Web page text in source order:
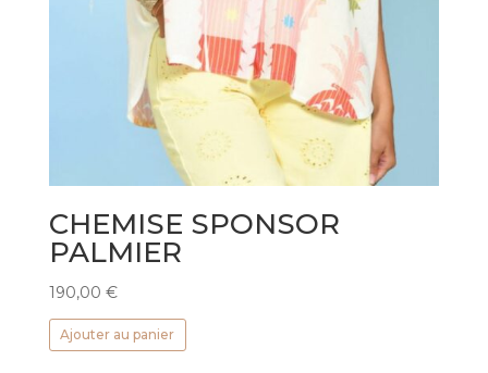
CHEMISE SPONSOR
PALMIER
190,00 €
Ajouter au panier